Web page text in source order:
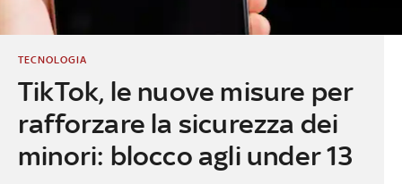
TikTok, le nuove misure per
rafforzare la sicurezza dei
minori: blocco agli under 13
TECNOLOGIA